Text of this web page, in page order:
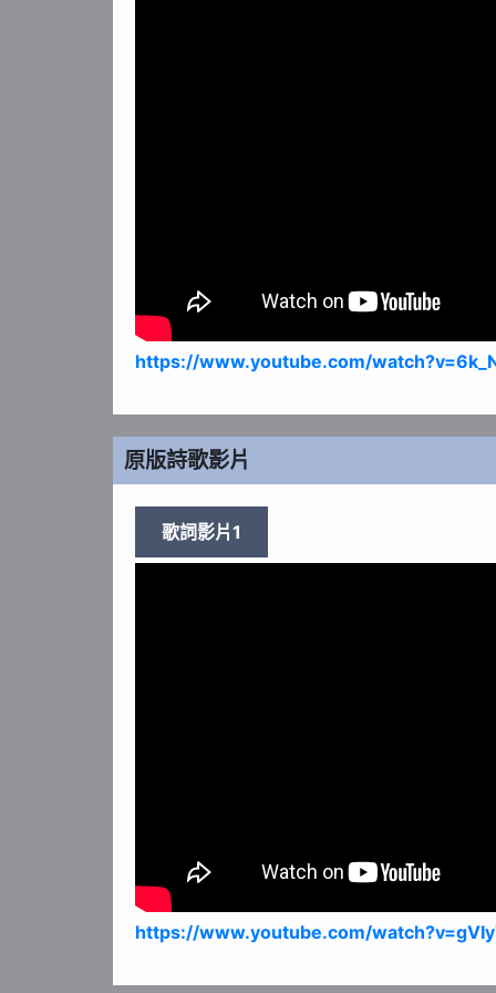
https://www.youtube.com/
原版詩歌影片
歌詞影片1
https://www.youtube.com/